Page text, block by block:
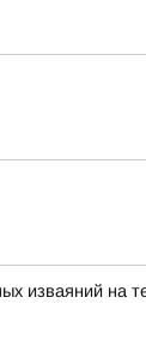
изваяний на